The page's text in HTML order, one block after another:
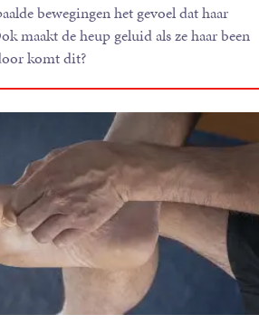
bewegingen het gevoel dat haar
maakt de heup geluid als ze haar been
komt dit?